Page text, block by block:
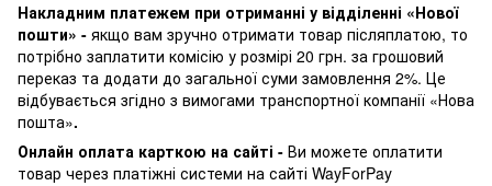
Накладним платежем при отриманні у відділенні «Нової
пошти» - якщо вам зручно отримати товар післяплатою, то
потрібно заплатити комісію у розмірі 20 грн. за грошовий
переказ та додати до загальної суми замовлення 2%. Це
відбувається згідно з вимогами транспортної компанії «Нова
пошта».
Онлайн оплата карткою на сайті - Ви можете оплатити
товар через платіжні системи на сайті WayForPay